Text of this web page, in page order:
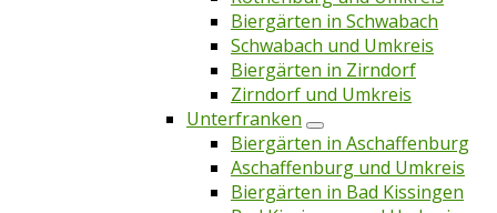
Biergärten in Schwabach
Schwabach und Umkreis
Biergärten in Zirndorf
Zirndorf und Umkreis
Unterfranken
Biergärten in Aschaffenburg
Aschaffenburg und Umkreis
Biergärten in Bad Kissingen